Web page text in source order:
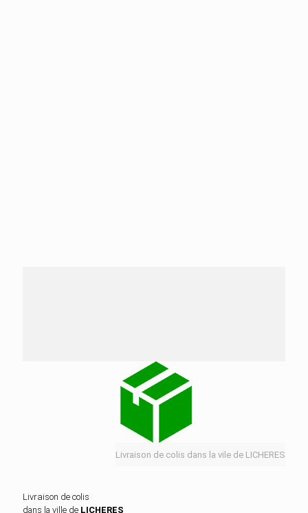
Livraison de colis dans la vile de LICHERES
Livraison de colis
dans la ville de LICHERES